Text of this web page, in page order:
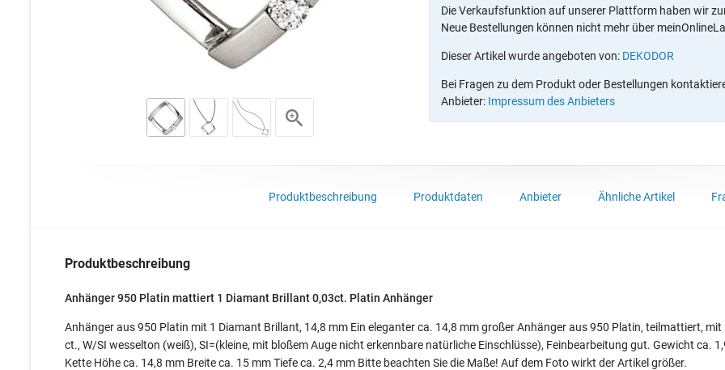
Die Verkaufsfunktion auf unserer Plattform haben wir
Neue Bestellungen können nicht mehr über
Dieser Artikel wurde angeboten von: DEKODOR
Bei Fragen zu dem Produkt oder Bestellungen
Anbieter: Impressum des Anbieters
Produktbeschreibung Produktdaten Anbieter Ähnliche Artikel
Produktbeschreibung
Anhänger 950 Platin mattiert 1 Diamant Brillant 0,03ct. Platin Anhänger
Anhänger aus 950 Platin mit 1 Diamant Brillant, 14,8 mm Ein eleganter ca. 14,8 mm großer Anhänger aus 950 Platin, teilmattiert,
ct., W/SI wesselton (weiß), SI=(kleine, mit bloßem Auge nicht erkennbare natürliche Einschlüsse), Feinbearbeitung gut. Gewicht ca.
Kette Höhe ca. 14,8 mm Breite ca. 15 mm Tiefe ca. 2,4 mm Bitte beachten Sie die Maße! Auf dem Foto wirkt der Artikel größer.